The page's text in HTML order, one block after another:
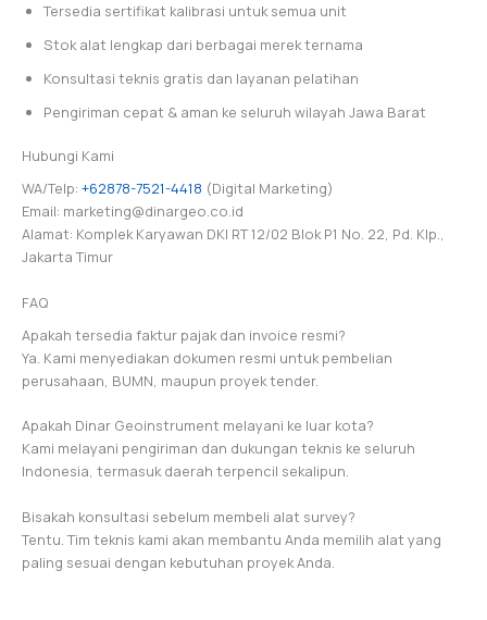
Tersedia sertifikat kalibrasi untuk semua unit
Stok alat lengkap dari berbagai merek ternama
Konsultasi teknis gratis dan layanan pelatihan
Pengiriman cepat & aman ke seluruh wilayah Jawa Barat
Hubungi Kami
WA/Telp: +62878-7521-4418 (Digital Marketing)
Email: marketing@dinargeo.co.id
Alamat: Komplek Karyawan DKI RT 12/02 Blok P1 No. 22, Pd. Klp.,
Jakarta Timur
FAQ
Apakah tersedia faktur pajak dan invoice resmi?
Ya. Kami menyediakan dokumen resmi untuk pembelian
perusahaan, BUMN, maupun proyek tender.
Apakah Dinar Geoinstrument melayani ke luar kota?
Kami melayani pengiriman dan dukungan teknis ke seluruh
Indonesia, termasuk daerah terpencil sekalipun.
Bisakah konsultasi sebelum membeli alat survey?
Tentu. Tim teknis kami akan membantu Anda memilih alat yang
paling sesuai dengan kebutuhan proyek Anda.